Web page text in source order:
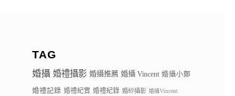
TAG
婚攝 婚禮攝影 婚攝推薦 婚攝 Vincent 婚攝小鄭
婚禮記錄 婚禮紀實 婚禮紀錄 婚紗攝影 婚攝Vincent